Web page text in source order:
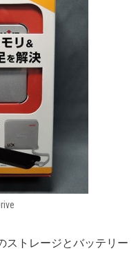
ストレージとバッテリー